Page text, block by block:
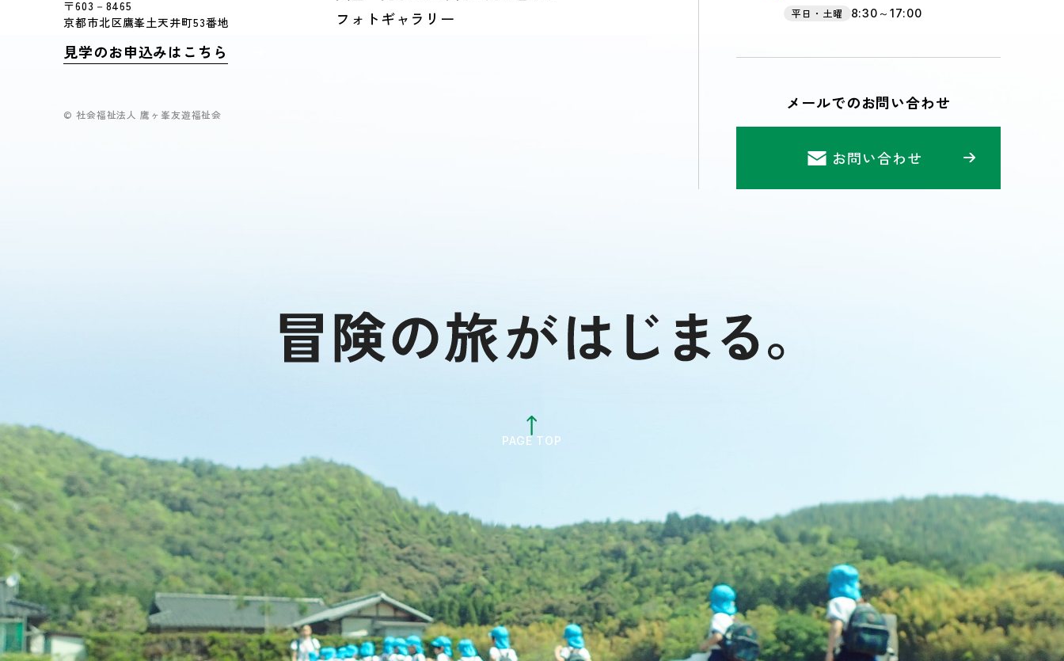
〒603－8465
京都市北区鷹峯土天井町53番地
見学のお申込みはこちら
フォトギャラリー
平日・土曜 8:30～17:00
メールでのお問い合わせ
お問い合わせ
© 社会福祉法人 鷹ヶ峯友遊福祉会
PAGE TOP